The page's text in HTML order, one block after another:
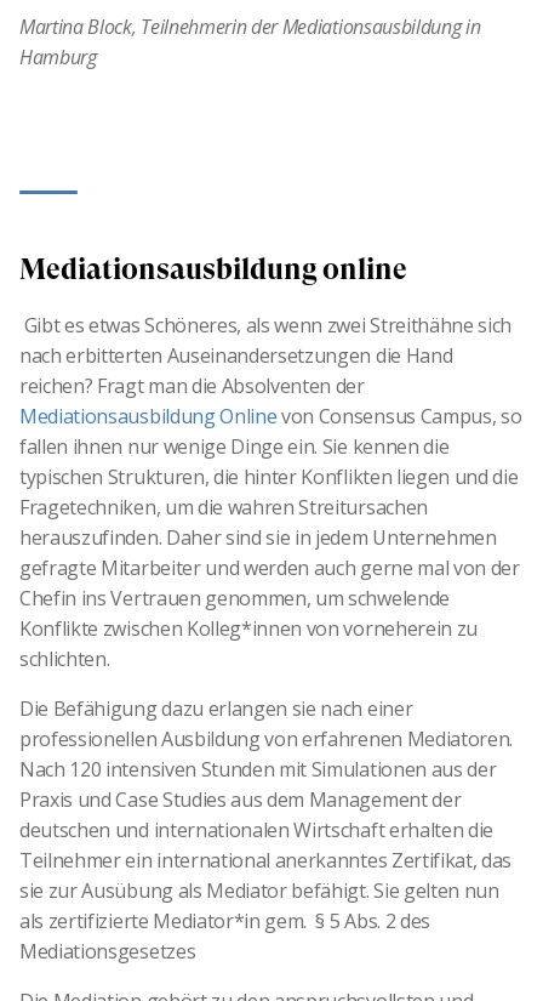
Martina Block, Teilnehmerin der Mediationsausbildung in
Hamburg
Mediationsausbildung online
Gibt es etwas Schöneres, als wenn zwei Streithähne sich
nach erbitterten Auseinandersetzungen die Hand
reichen? Fragt man die Absolventen der
Mediationsausbildung Onlinevon Consensus Campus, so
fallen ihnen nur wenige Dinge ein. Sie kennen die
typischen Strukturen, die hinter Konflikten liegen und die
Fragetechniken, um die wahren Streitursachen
herauszufinden. Daher sind sie in jedem Unternehmen
gefragte Mitarbeiter und werden auch gerne mal von der
Chefin ins Vertrauen genommen, um schwelende
Konflikte zwischen Kolleg*innen von vorneherein zu
schlichten.
Die Befähigung dazu erlangen sie nach einer
professionellen Ausbildung von erfahrenen Mediatoren.
Nach 120 intensiven Stunden mit Simulationen aus der
Praxis und Case Studies aus dem Management der
deutschen und internationalen Wirtschaft erhalten die
Teilnehmer ein international anerkanntes Zertifikat, das
sie zur Ausübung als Mediator befähigt. Sie gelten nun
als zertifizierte Mediator*in gem. § 5 Abs. 2 des
Mediationsgesetzes